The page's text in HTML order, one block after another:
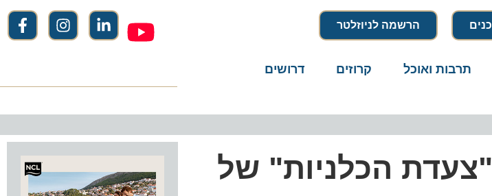
הרשמה לניוזלטר
תרבות ואוכל קרוזים דרושים
הכלניות" של